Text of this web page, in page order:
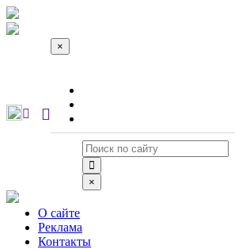
×
×
О сайте
Реклама
Контакты